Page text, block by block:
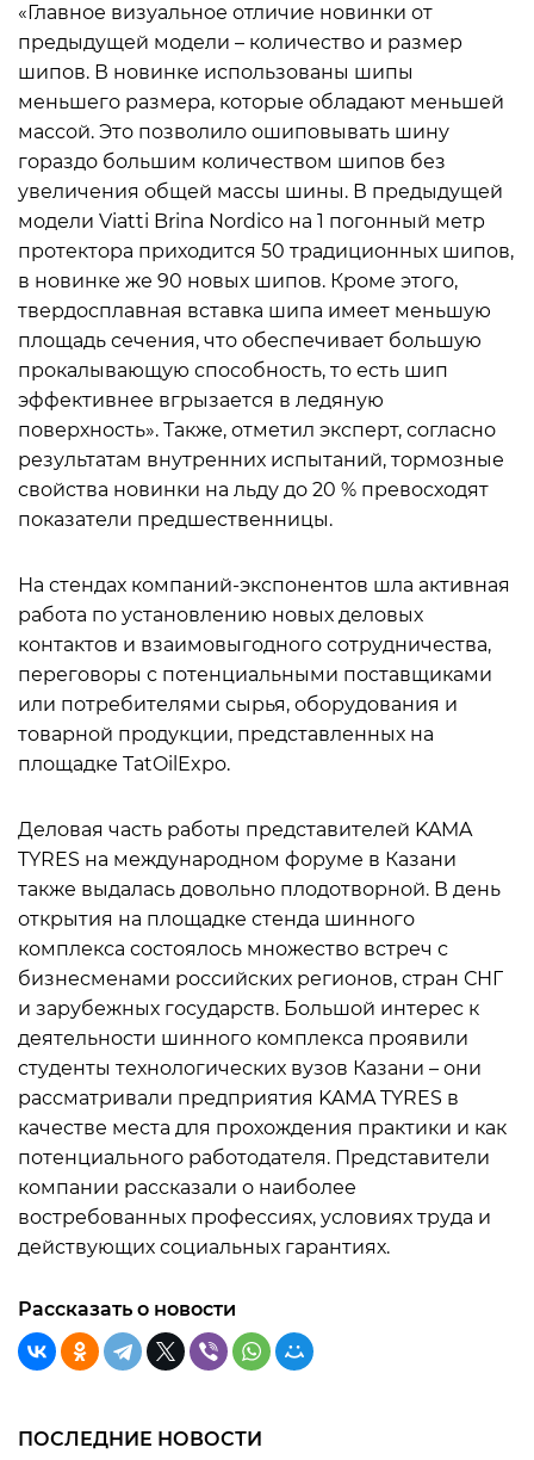
«Главное визуальное отличие новинки от
предыдущей модели – количество и размер
шипов. В новинке использованы шипы
меньшего размера, которые обладают меньшей
массой. Это позволило ошиповывать шину
гораздо большим количеством шипов без
увеличения общей массы шины. В предыдущей
модели Viatti Brina Nordico на 1 погонный метр
протектора приходится 50 традиционных шипов,
в новинке же 90 новых шипов. Кроме этого,
твердосплавная вставка шипа имеет меньшую
площадь сечения, что обеспечивает большую
прокалывающую способность, то есть шип
эффективнее вгрызается в ледяную
поверхность». Также, отметил эксперт, согласно
результатам внутренних испытаний, тормозные
свойства новинки на льду до 20 % превосходят
показатели предшественницы.
На стендах компаний-экспонентов шла активная
работа по установлению новых деловых
контактов и взаимовыгодного сотрудничества,
переговоры с потенциальными поставщиками
или потребителями сырья, оборудования и
товарной продукции, представленных на
площадке TatOilExpo.
Деловая часть работы представителей KAMA
TYRES на международном форуме в Казани
также выдалась довольно плодотворной. В день
открытия на площадке стенда шинного
комплекса состоялось множество встреч с
бизнесменами российских регионов, стран СНГ
и зарубежных государств. Большой интерес к
деятельности шинного комплекса проявили
студенты технологических вузов Казани – они
рассматривали предприятия KAMA TYRES в
качестве места для прохождения практики и как
потенциального работодателя. Представители
компании рассказали о наиболее
востребованных профессиях, условиях труда и
действующих социальных гарантиях.
Рассказать о новости
ПОСЛЕДНИЕ НОВОСТИ